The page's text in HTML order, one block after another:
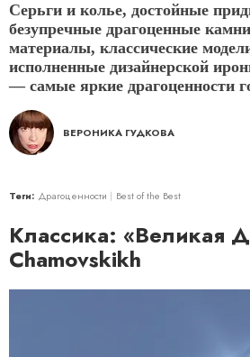
Серьги и колье, достойные
безупречные драгоценные
материалы, классические
исполненные дизайнерской
— самые яркие драгоценности
ВЕРОНИКА ГУДКОВА
Теги: Драгоценности Best of the Best
Классика: «Великая
Chamovskikh